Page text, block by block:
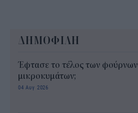
ΔΗΜΟΦΙΛΗ
Έφτασε το τέλος των φούρνων
μικροκυμάτων;
04 Αυγ 2026